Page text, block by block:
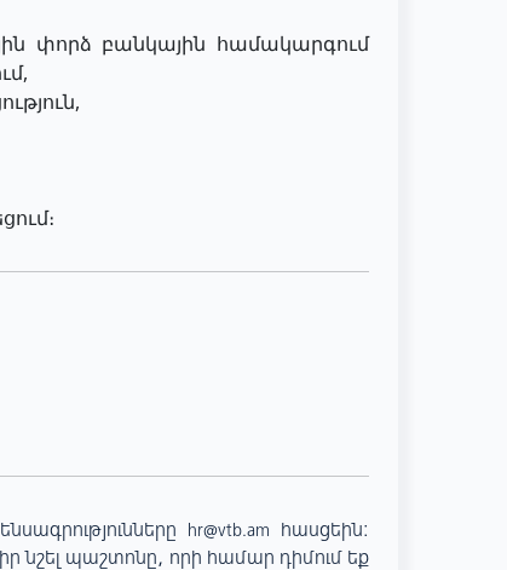
փորձ բանկային համակարգում
hr@vtb.am
հասցեին:
նշել պաշտոնը, որի համար դիմում եք